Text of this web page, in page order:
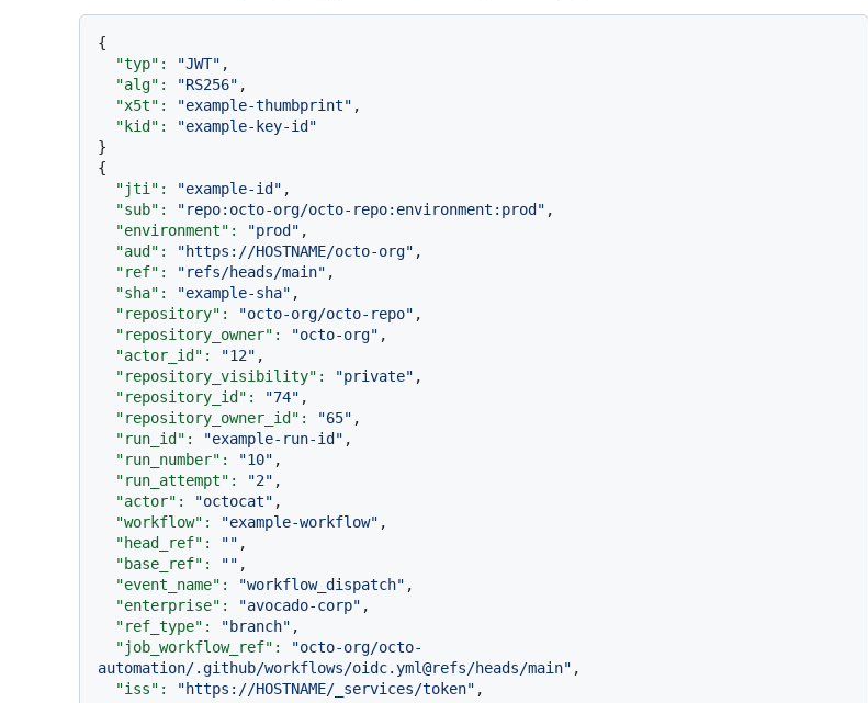
{
"typ":
"JWT" ,
"alg":
"RS256" ,
"x5t":
"example-thumbprint" ,
"kid":
"example-key-id"
}
{
"jti":
"example-id" ,
"sub":
"repo:octo-org/octo-repo:environment:prod" ,
"environment":
"prod" ,
"aud":
"https://HOSTNAME/octo-org" ,
"ref":
"refs/heads/main" ,
"sha":
"example-sha" ,
"repository":
"octo-org/octo-repo" ,
"repository_owner":
"octo-org" ,
"actor_id":
"12" ,
"repository_visibility":
"private" ,
"repository_id":
"74" ,
"repository_owner_id":
"65" ,
"run_id":
"example-run-id" ,
"run_number":
"10" ,
"run_attempt":
"2" ,
"actor":
"octocat" ,
"workflow":
"example-workflow" ,
"head_ref":
"" ,
"base_ref":
"" ,
"event_name":
"workflow_dispatch" ,
"enterprise":
"avocado-corp" ,
"ref_type":
"branch" ,
"job_workflow_ref":
"octo-org/octo-
automation/.github/workflows/oidc.yml@refs/heads/main" ,
"iss":
"https://HOSTNAME/_services/token" ,